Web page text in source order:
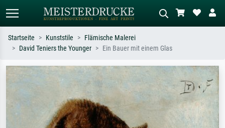
Suchen Sie nach Künstlern, Werktiteln
Hokusai, Akt.
Beschreiben Sie die Szene – z.B. Grüne
Wiese, Abstrakt mit viel Rot, Dunkles
Ölgemälde, Stehender Akt neben einem
Startseite Kunststile
Flämische Malerei
David Teniers the Younger
Ein Bauer mit einem Glas